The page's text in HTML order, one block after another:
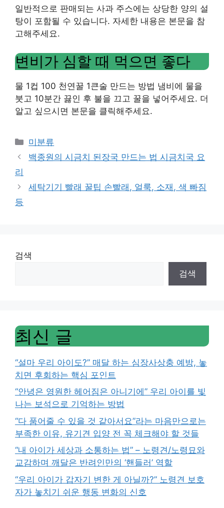
일반적으로 판매되는 사과 주스에는 상당한 양의 설
탕이 포함될 수 있습니다. 자세한 내용은 본문을 참
고해주세요.
변비가 심할 때 먹으면 좋다
물 1컵 100 천연꿀 1큰술 만드는 방법 냄비에 물을
붓고 10분간 끓인 후 불을 끄고 꿀을 넣어주세요. 더
알고 싶으시면 본문을 클릭해주세요.
Categories
미분류
백종원의 시금치 된장국 만드는 법 시금치국 요
리
세탁기기 빨래 꿀팁 손빨래, 얼룩, 소재, 색 빠짐
등
검색
검색
최신 글
“설마 우리 아이도?” 매달 하는 심장사상충 예방, 놓
치면 후회하는 핵심 포인트
“안녕은 영원한 헤어짐은 아니기에” 우리 아이를 빛
나는 보석으로 기억하는 방법
“다 품어줄 수 있을 것 같아서요”라는 마음만으로는
부족한 이유, 유기견 입양 전 꼭 체크해야 할 것들
“내 아이가 세상과 소통하는 법” – 노령견/노령묘와
교감하며 깨달은 반려인만의 ‘핸들러’ 역할
“우리 아이가 갑자기 변한 게 아닐까?” 노령견 보호
자가 놓치기 쉬운 행동 변화의 신호